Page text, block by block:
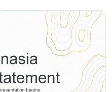
Hoa Kỳ. Nó có nhiều bản
Vì chúng tôi đã sử dụng
ổn, êm dịu, nhẹ nhàng...
ở giữa lớp! Nếu bạn thấy
kiểm tra các trang trình bày
các liên kết đến phần còn